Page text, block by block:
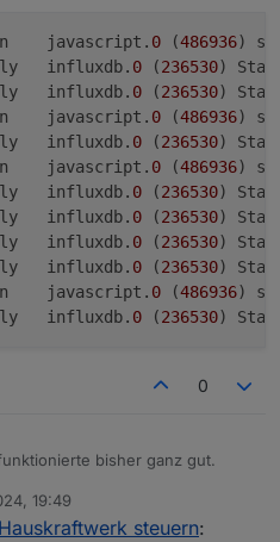
	warn	javascript.
0 (486936)
	silly	influxdb.
0 (236530)
	silly	influxdb.
0 (236530)
	warn	javascript.
0 (486936)
	silly	influxdb.
0 (236530)
	warn	javascript.
0 (486936)
	silly	influxdb.
0 (236530)
	silly	influxdb.
0 (236530)
	silly	influxdb.
0 (236530)
	silly	influxdb.
0 (236530)
	warn	javascript.
0 (486936)
	silly	influxdb.
0 (236530)
0
bisher ganz gut.
Ladung verhindert wo nur ein
half :/
19:49
steuern: